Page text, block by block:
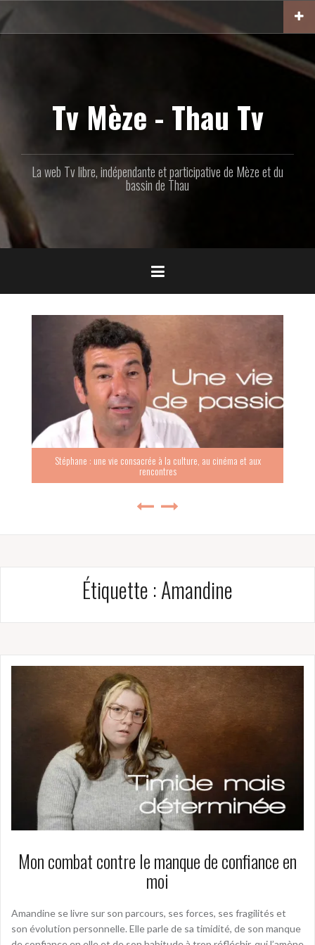
au
contenu
Tv Mèze - Thau Tv
La web Tv libre, indépendante et participative de Mèze et du
bassin de Thau
Stéphane : une vie consacrée à la culture, au cinéma et aux
rencontres
Étiquette :Amandine
Mon combat contre le manque de confiance en
moi
Amandine se livre sur son parcours, ses forces, ses fragilités et
son évolution personnelle. Elle parle de sa timidité, de son manque